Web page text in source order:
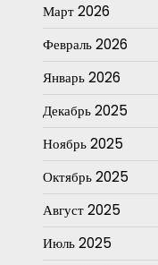
Март 2026
Февраль 2026
Январь 2026
Декабрь 2025
Ноябрь 2025
Октябрь 2025
Август 2025
Июль 2025